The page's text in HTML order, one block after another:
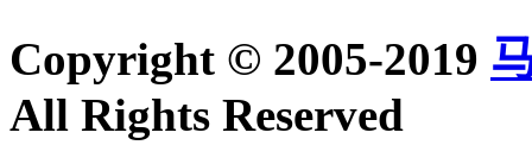
Copyright © 2005-2019
All Rights Reserved